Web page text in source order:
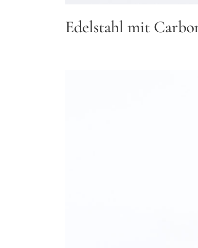
Edelstahl mit